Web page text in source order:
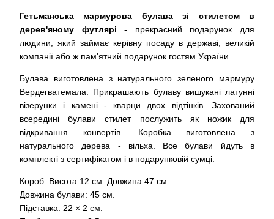
Гетьманська мармурова булава зі стилетом в
дерев'яному футлярі - прекрасний подарунок для
людини, який займає керівну посаду в державі, великій
компанії або ж пам'ятний подарунок гостям України.
Булава виготовлена з натурального зеленого мармуру
Вердегватемала. Прикрашають булаву вишукані латунні
візерунки і камені - кварци двох відтінків. Захований
всередині булави стилет послужить як ножик для
відкривання конвертів. Коробка виготовлена з
натурального дерева - вільха. Все булави йдуть в
комплекті з сертифікатом і в подарунковій сумці.
Короб: Висота 12 см. Довжина 47 см.
Довжина булави: 45 см.
Підставка: 22 × 2 см.